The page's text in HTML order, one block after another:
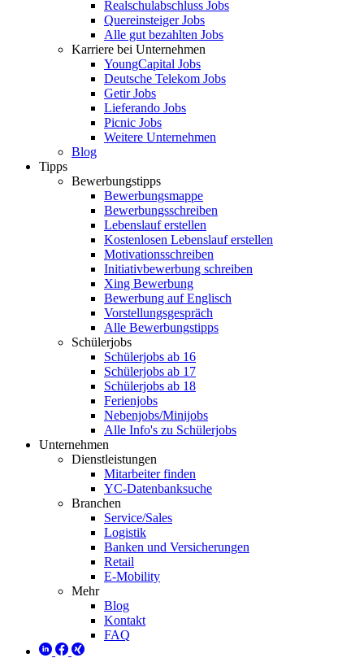
Realschulabschluss Jobs
Quereinsteiger Jobs
Alle gut bezahlten Jobs
Karriere bei Unternehmen
YoungCapital Jobs
Deutsche Telekom Jobs
Getir Jobs
Lieferando Jobs
Picnic Jobs
Weitere Unternehmen
Blog
Tipps
Bewerbungstipps
Bewerbungsmappe
Bewerbungsschreiben
Lebenslauf erstellen
Kostenlosen Lebenslauf erstellen
Motivationsschreiben
Initiativbewerbung schreiben
Xing Bewerbung
Bewerbung auf Englisch
Vorstellungsgespräch
Alle Bewerbungstipps
Schülerjobs
Schülerjobs ab 16
Schülerjobs ab 17
Schülerjobs ab 18
Ferienjobs
Nebenjobs/Minijobs
Alle Info's zu Schülerjobs
Unternehmen
Dienstleistungen
Mitarbeiter finden
YC-Datenbanksuche
Branchen
Service/Sales
Logistik
Banken und Versicherungen
Retail
E-Mobility
Mehr
Blog
Kontakt
FAQ